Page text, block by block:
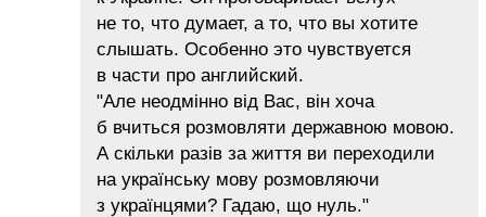
не то, что думает, а то, что вы хотите
слышать. Особенно это чувствуется
в части про английский.
"Але неодмінно від Вас, він хоча
б вчиться розмовляти державною мовою.
А скільки разів за життя ви переходили
на українську мову розмовляючи
з українцями? Гадаю, що нуль."